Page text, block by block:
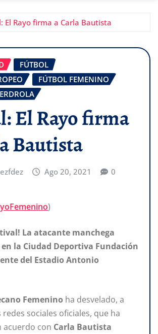
El Rayo firma a Carla Bautista
FÚTBOL
FÚTBOL FEMENINO
El Rayo firma
Bautista
Ago 20, 2021 0
)
La atacante manchega
la Ciudad Deportiva Fundación
del Estadio Antonio
Femenino ha desvelado, a
sociales oficiales, que ha
acuerdo con Carla Bautista